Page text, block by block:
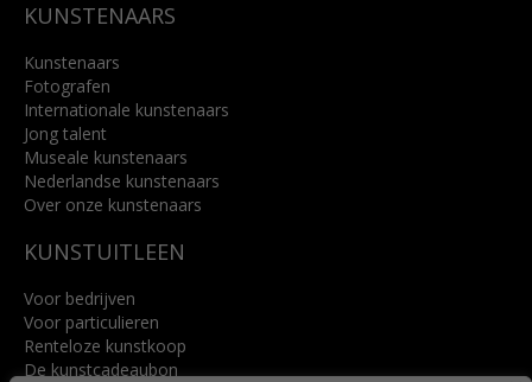
KUNSTENAARS
Kunstenaars
Fotografen
Internationale kunstenaars
Jong talent
Museale kunstenaars
Nederlandse kunstenaars
Over onze kunstenaars
KUNSTUITLEEN
Voor bedrijven
Voor particulieren
Renteloze kunstkoop
De kunstcadeaubon